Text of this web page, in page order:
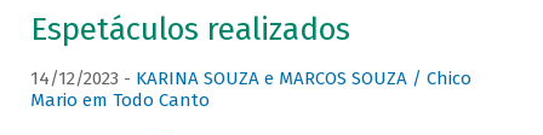
Espetáculos realizados
14/12/2023 - KARINA SOUZA e MARCOS SOUZA / Chico
Mario em Todo Canto